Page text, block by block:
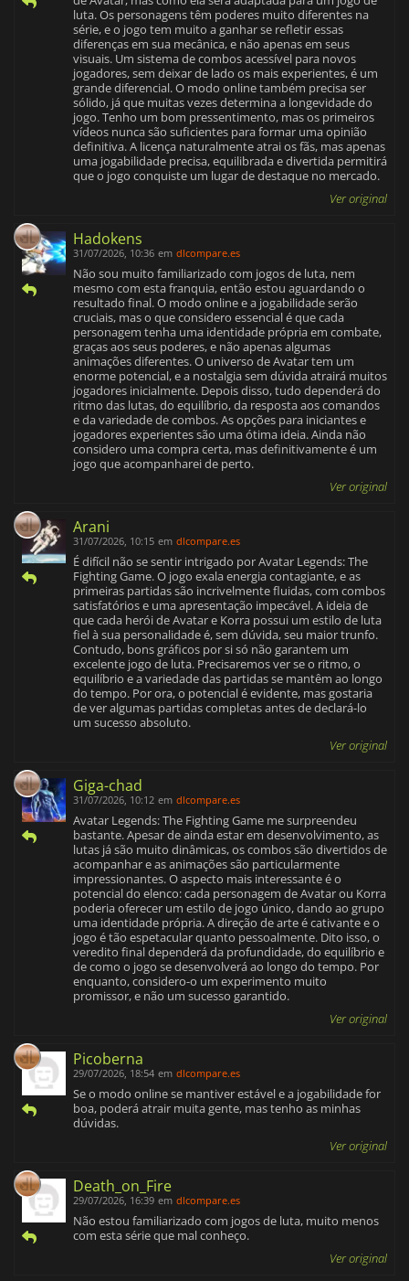
luta. Os personagens têm poderes muito diferentes na
série, e o jogo tem muito a ganhar se refletir essas
diferenças em sua mecânica, e não apenas em seus
visuais. Um sistema de combos acessível para novos
jogadores, sem deixar de lado os mais experientes, é um
grande diferencial. O modo online também precisa ser
sólido, já que muitas vezes determina a longevidade do
jogo. Tenho um bom pressentimento, mas os primeiros
vídeos nunca são suficientes para formar uma opinião
definitiva. A licença naturalmente atrai os fãs, mas apenas
uma jogabilidade precisa, equilibrada e divertida permitirá
que o jogo conquiste um lugar de destaque no mercado.
Ver original
Hadokens
31/07/2026, 10:36 em dlcompare.es
Não sou muito familiarizado com jogos de luta, nem
mesmo com esta franquia, então estou aguardando o
resultado final. O modo online e a jogabilidade serão
cruciais, mas o que considero essencial é que cada
personagem tenha uma identidade própria em combate,
graças aos seus poderes, e não apenas algumas
animações diferentes. O universo de Avatar tem um
enorme potencial, e a nostalgia sem dúvida atrairá muitos
jogadores inicialmente. Depois disso, tudo dependerá do
ritmo das lutas, do equilíbrio, da resposta aos comandos
e da variedade de combos. As opções para iniciantes e
jogadores experientes são uma ótima ideia. Ainda não
considero uma compra certa, mas definitivamente é um
jogo que acompanharei de perto.
Ver original
Arani
31/07/2026, 10:15 em dlcompare.es
É difícil não se sentir intrigado por Avatar Legends: The
Fighting Game. O jogo exala energia contagiante, e as
primeiras partidas são incrivelmente fluidas, com combos
satisfatórios e uma apresentação impecável. A ideia de
que cada herói de Avatar e Korra possui um estilo de luta
fiel à sua personalidade é, sem dúvida, seu maior trunfo.
Contudo, bons gráficos por si só não garantem um
excelente jogo de luta. Precisaremos ver se o ritmo, o
equilíbrio e a variedade das partidas se mantêm ao longo
do tempo. Por ora, o potencial é evidente, mas gostaria
de ver algumas partidas completas antes de declará-lo
um sucesso absoluto.
Ver original
Giga-chad
31/07/2026, 10:12 em dlcompare.es
Avatar Legends: The Fighting Game me surpreendeu
bastante. Apesar de ainda estar em desenvolvimento, as
lutas já são muito dinâmicas, os combos são divertidos de
acompanhar e as animações são particularmente
impressionantes. O aspecto mais interessante é o
potencial do elenco: cada personagem de Avatar ou Korra
poderia oferecer um estilo de jogo único, dando ao grupo
uma identidade própria. A direção de arte é cativante e o
jogo é tão espetacular quanto pessoalmente. Dito isso, o
veredito final dependerá da profundidade, do equilíbrio e
de como o jogo se desenvolverá ao longo do tempo. Por
enquanto, considero-o um experimento muito
promissor, e não um sucesso garantido.
Ver original
Picoberna
29/07/2026, 18:54 em dlcompare.es
Se o modo online se mantiver estável e a jogabilidade for
boa, poderá atrair muita gente, mas tenho as minhas
dúvidas.
Ver original
Death_on_Fire
29/07/2026, 16:39 em dlcompare.es
Não estou familiarizado com jogos de luta, muito menos
com esta série que mal conheço.
Ver original